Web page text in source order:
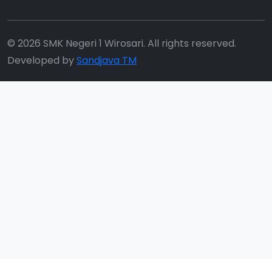
© 2026 SMK Negeri 1 Wirosari. All rights reserved.
Developed bySandjava TM